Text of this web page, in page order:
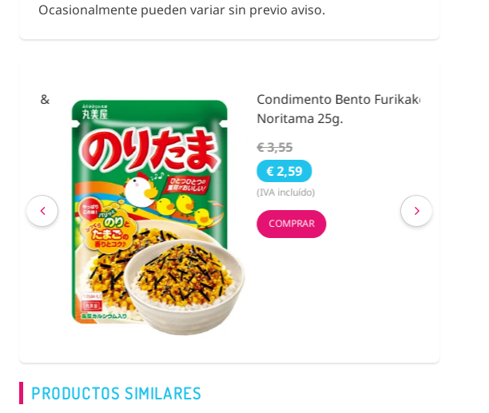
Ocasionalmente pueden variar sin previo aviso.
Condimento Bento Furikake
Noritama 25g.
€ 3,55
€ 2,59
(IVA incluído)
COMPRAR
PRODUCTOS SIMILARES